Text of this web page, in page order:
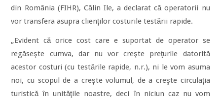
din România (FIHR), Călin Ile, a declarat că operatorii nu
vor transfera asupra clienţilor costurile testării rapide.
„Evident că orice cost care e suportat de operator se
regăseşte cumva, dar nu vor creşte preţurile datorită
acestor costuri (cu testările rapide, n.r.), ni le vom asuma
noi, cu scopul de a creşte volumul, de a creşte circulaţia
turistică în unităţile noastre, deci în niciun caz nu vom